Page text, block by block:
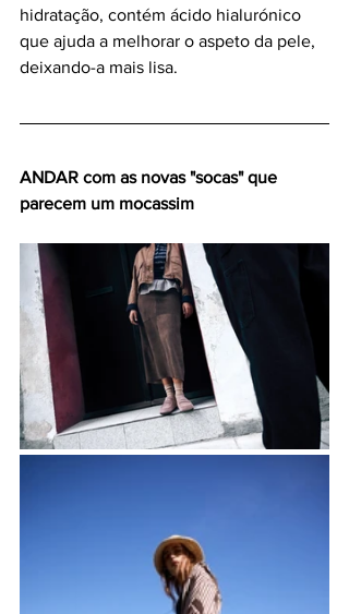
hidratação, contém ácido hialurónico
que ajuda a melhorar o aspeto da pele,
deixando-a mais lisa.
ANDAR com as novas "socas" que
parecem um mocassim